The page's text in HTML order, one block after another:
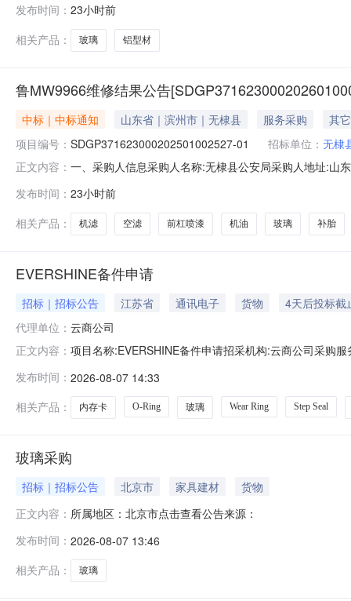
公司-株洲高新区先进材料科技创新基础设施建设项目
况：本
发布时间： 23小时前
相关产品：
玻璃 铝型材
鲁MW9966维修结果公告
中标｜中标通知 山东省｜滨州市｜无棣县 服务采购
其它
项目编号： SDGP371623000202501002527-01 招标单位： 无棣
正文内容： 一、采购人信息采购人名称:无棣县公安局采购人地址:山
目名称:鲁MW9966维修框架协议合同授予阶段项目编号
发布时间： 23小时前
相关产品：
机滤 空滤 前杠喷漆 机油 玻璃 补胎
EVERSHINE备件申请
招标｜招标公告 江苏省 通讯电子 货物
4天后投标截
代理单位： 云商公司
正文内容： 项目名称:EVERSHINE备件申请招采机构:云商公司采购
1EEPROM/
发布时间： 2026-08-07 14:33
相关产品：
内存卡 O-Ring 玻璃 Wear Ring Step Seal
玻璃采购
招标｜招标公告 北京市 家具建材
货物
正文内容： 所属地区：北京市点击查看公告来源：
发布时间： 2026-08-07 13:46
相关产品：
玻璃